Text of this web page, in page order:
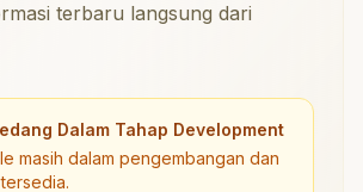
terbaru langsung dari
Dalam Tahap Development
masih dalam pengembangan dan